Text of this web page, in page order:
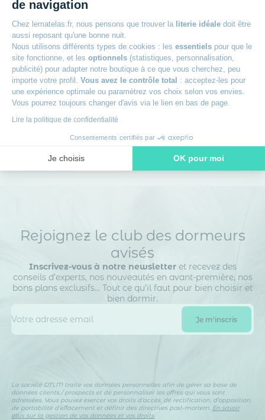
de navigation
Chez lematelas.fr, nous pensons que trouver la literie idéale doit être
aussi reposant qu'une bonne nuit.
Nous utilisons différents types de cookies : les essentiels pour que le
site fonctionne, et les optionnels (statistiques, personnalisation,
publicité) pour adapter notre boutique à ce que vous cherchez, peu
importe votre profil. Vous avez le contrôle total : acceptez-les pour
une expérience optimale ou paramétrez vos choix selon vos envies.
Vous pourrez toujours changer d'avis via le lien en bas de page.
Lire la politique de confidentialité
Consentements certifiés par
Je choisis OK pour moi
30 jours pour changer d'avis
Livraison offerte dès 49€
Livraison à domicile ou en point relais
Des experts à votre écoute
Rejoignez le club des dormeurs
avisés
Inscrivez-vous à notre newsletteret recevez des
conseils d’experts, nos nouveautés en avant-première, nos
bons plans exclusifs… Tout ce qu’il faut pour bien choisir et
bien dormir.
La société DTLM traite vos données personnelles afin de gérer sa base de
données clients / prospects et de personnaliser les offres qui vous sont
adressées. Vous pouvez exercer vos droits d’accès, de rectification, d’opposition,
de portabilité d’effacement et définir des directives post-mortem. En savoir
plus sur la gestion de vos données et vos droits.